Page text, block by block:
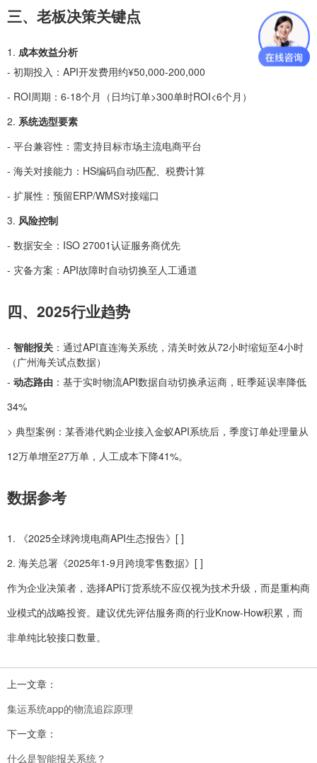
三、老板决策关键点
1. 成本效益分析
- 初期投入：API开发费用约¥50,000-200,000
- ROI周期：6-18个月（日均订单>300单时ROI<6个月）
2. 系统选型要素
- 平台兼容性：需支持目标市场主流电商平台
- 海关对接能力：HS编码自动匹配、税费计算
- 扩展性：预留ERP/WMS对接端口
3. 风险控制
- 数据安全：ISO 27001认证服务商优先
- 灾备方案：API故障时自动切换至人工通道
四、2025行业趋势
- 智能报关 ：通过API直连海关系统，清关时效从72小时缩短至4小时
（广州海关试点数据）
- 动态路由 ：基于实时物流API数据自动切换承运商，旺季延误率降低
34%
> 典型案例：某香港代购企业接入金蚁API系统后，季度订单处理量从
12万单增至27万单，人工成本下降41%。
数据参考
1. 《2025全球跨境电商API生态报告》[ ]
2. 海关总署《2025年1-9月跨境零售数据》[ ]
作为企业决策者，选择API订货系统不应仅视为技术升级，而是重构商
业模式的战略投资。建议优先评估服务商的行业Know-How积累，而
非单纯比较接口数量。
上一文章：
集运系统app的物流追踪原理
下一文章：
什么是智能报关系统？